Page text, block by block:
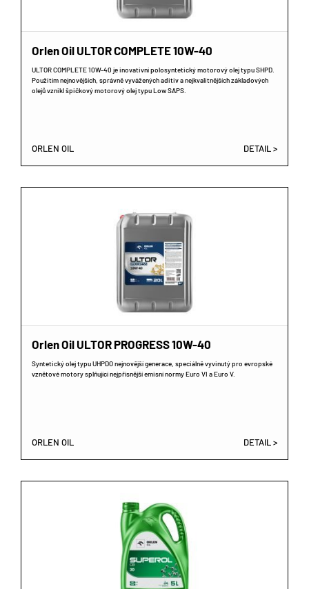
Orlen Oil ULTOR COMPLETE 10W-40
ULTOR COMPLETE 10W-40 je inovativní polosyntetický motorový olej typu SHPD.
Použitím nejnovějších, správně vyvážených aditiv a nejkvalitnějších základových
olejů vznikl špičkový motorový olej typu Low SAPS.
ORLEN OIL DETAIL >
Orlen Oil ULTOR PROGRESS 10W-40
Syntetický olej typu UHPDO nejnovější generace, speciálně vyvinutý pro evropské
vznětové motory splňující nejpřísnější emisní normy Euro VI a Euro V.
ORLEN OIL DETAIL >